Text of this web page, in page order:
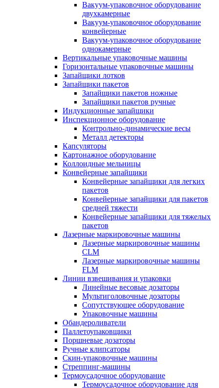
Вакуум-упаковочное оборудование
двухкамерные
Вакуум-упаковочное оборудование
конвейерные
Вакуум-упаковочное оборудование
однокамерные
Вертикальные упаковочные машины
Горизонтальные упаковочные машины
Запайщики лотков
Запайщики пакетов
Запайщики пакетов ножные
Запайщики пакетов ручные
Индукционные запайщики
Инспекционное оборудование
Контрольно-динамические весы
Металл детекторы
Капсуляторы
Картонажное оборудование
Коллоидные мельницы
Конвейерные запайщики
Конвейерные запайщики для легких
пакетов
Конвейерные запайщики для пакетов
средней тяжести
Конвейерные запайщики для тяжелых
пакетов
Лазерные маркировочные машины
Лазерные маркировочные машины
CLM
Лазерные маркировочные машины
FLM
Линии взвешивания и упаковки
Линейные весовые дозаторы
Мультиголовочные дозаторы
Сопутствующее оборудование
Упаковочные машины
Обандероливатели
Паллетоупаковщики
Поршневые дозаторы
Ручные клипсаторы
Скин-упаковочные машины
Стреппинг-машины
Термоусадочное оборудование
Термоусадочное оборудование для